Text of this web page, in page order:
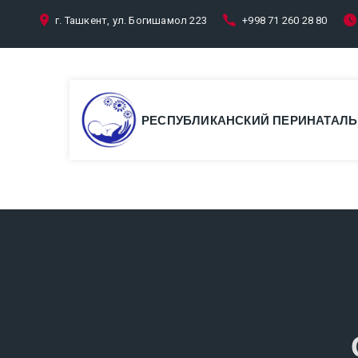
г. Ташкент, ул. Богишамол 223 +998 71 260 28 80
РЕСПУБЛИКАНСКИЙ